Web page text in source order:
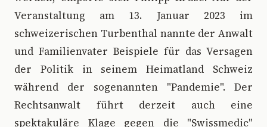
Veranstaltung am 13. Januar 2023 im
schweizerischen Turbenthal nannte der Anwalt
und Familienvater Beispiele für das Versagen
der Politik in seinem Heimatland Schweiz
während der sogenannten "Pandemie". Der
Rechtsanwalt führt derzeit auch eine
spektakuläre Klage gegen die "Swissmedic"